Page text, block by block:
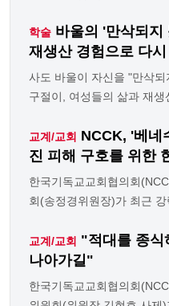
학술 바울의 '만삭되지
재생산 경험으로 다
사도 바울이 자신을 "만삭
구절이, 여성들의 삶과 재
교계/교회 NCCK, '베네
진 피해 구호를 위한
한국기독교교회협의회
회(송정경위원장)가 최근
교계/교회 "적대를 종식
나아가길"
한국기독교교회협의회